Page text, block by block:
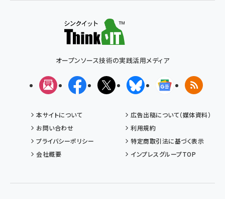
オープンソース技術の実践活用メディア
メルマガFacebookX(エックス)BlueskyGoogleニュ
RSS
本サイトについて
広告出稿について（媒体資料）
お問い合わせ
利用規約
プライバシーポリシー
特定商取引法に基づく表示
会社概要
インプレスグループTOP